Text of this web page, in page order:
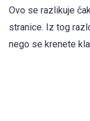
Ovo se razlikuje
stranice. Iz tog
nego se krenete